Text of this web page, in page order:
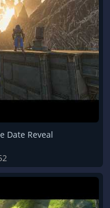
Date Reveal